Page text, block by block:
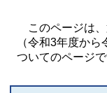
このページは、
（令和3年度か
ついてのページで